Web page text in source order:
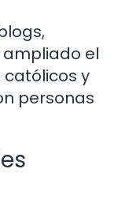
ampliado el
y
personas